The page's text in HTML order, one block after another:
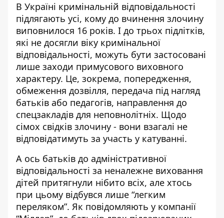
В Україні кримінальній відповідальності
підлягають усі, кому до вчинення злочину
виповнилося 16 років. І до трьох підлітків,
які не досягли віку кримінальної
відповідальності, можуть бути застосовані
лише заходи примусового виховного
характеру. Це, зокрема, попередження,
обмеження дозвілля, передача під нагляд
батьків або педагогів, направлення до
спецзакладів для неповнолітніх. Щодо
сімох свідків злочину - вони взагалі не
відповідатимуть за участь у катуванні.
А ось батьків до адміністративної
відповідальності за неналежне виховання
дітей притягнули нібито всіх, але хтось
при цьому відбувся лише “легким
переляком”. Як повідомляють у компанії